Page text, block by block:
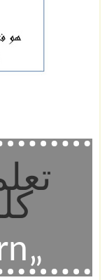
„schmälern“